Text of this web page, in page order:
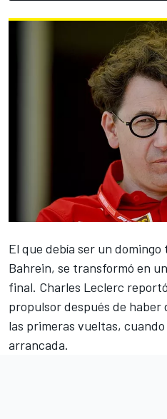
El que debía ser un
Bahrein, se transformó en
final. Charles Leclerc
propulsor después de haber
las primeras vueltas,
arrancada.